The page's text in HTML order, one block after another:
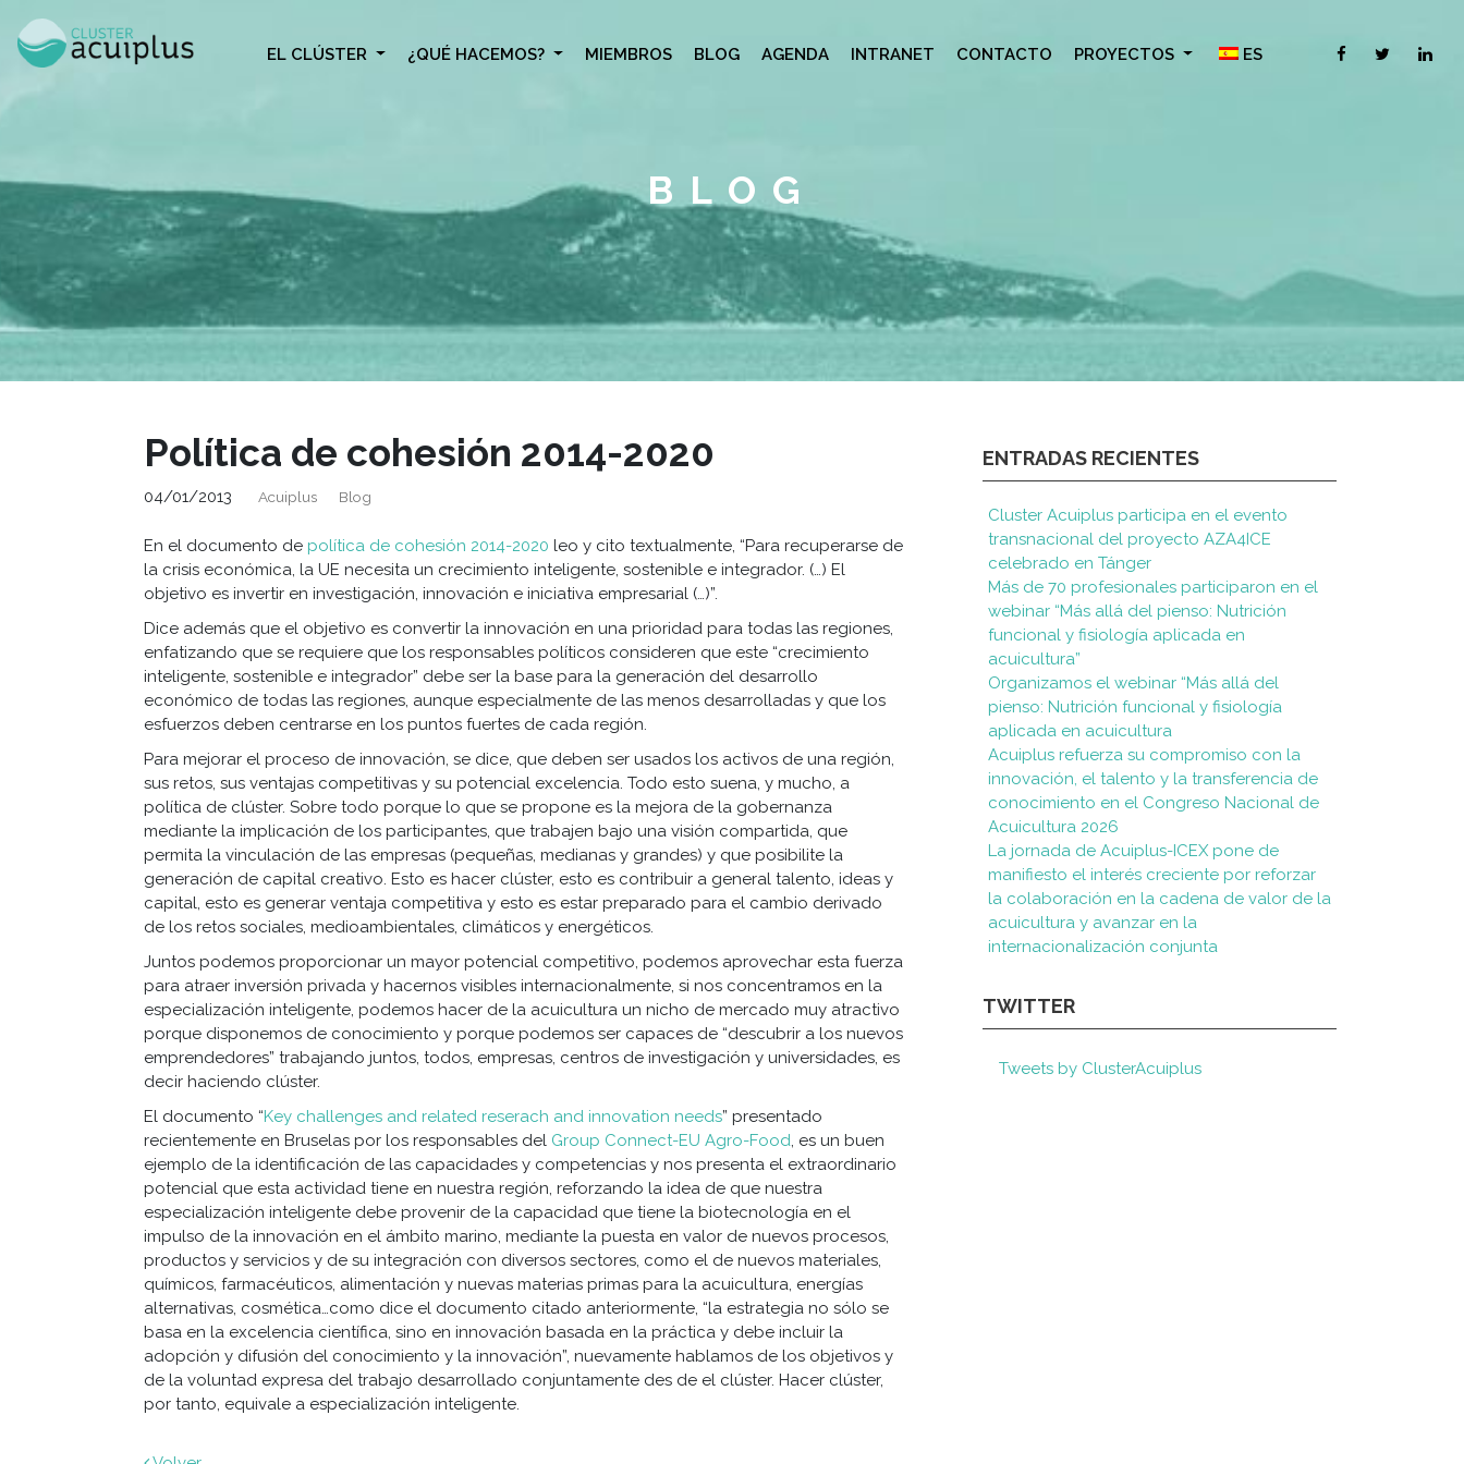
content
EL CLÚSTER ¿QUÉ HACEMOS? MIEMBROS BLOG AGENDA INTRANET CONTACTO PROYECTOS ES
BLOG
Política de cohesión 2014-2020
04/01/2013 Acuiplus Blog
En el documento de política de cohesión 2014-2020 leo y cito textualmente, “Para recuperarse de
la crisis económica, la UE necesita un crecimiento inteligente, sostenible e integrador. (…) El
objetivo es invertir en investigación, innovación e iniciativa empresarial (…)”.
Dice además que el objetivo es convertir la innovación en una prioridad para todas las regiones,
enfatizando que se requiere que los responsables políticos consideren que este “crecimiento
inteligente, sostenible e integrador” debe ser la base para la generación del desarrollo
económico de todas las regiones, aunque especialmente de las menos desarrolladas y que los
esfuerzos deben centrarse en los puntos fuertes de cada región.
Para mejorar el proceso de innovación, se dice, que deben ser usados los activos de una región,
sus retos, sus ventajas competitivas y su potencial excelencia. Todo esto suena, y mucho, a
política de clúster. Sobre todo porque lo que se propone es la mejora de la gobernanza
mediante la implicación de los participantes, que trabajen bajo una visión compartida, que
permita la vinculación de las empresas (pequeñas, medianas y grandes) y que posibilite la
generación de capital creativo. Esto es hacer clúster, esto es contribuir a general talento, ideas y
capital, esto es generar ventaja competitiva y esto es estar preparado para el cambio derivado
de los retos sociales, medioambientales, climáticos y energéticos.
Juntos podemos proporcionar un mayor potencial competitivo, podemos aprovechar esta fuerza
para atraer inversión privada y hacernos visibles internacionalmente, si nos concentramos en la
especialización inteligente, podemos hacer de la acuicultura un nicho de mercado muy atractivo
porque disponemos de conocimiento y porque podemos ser capaces de “descubrir a los nuevos
emprendedores” trabajando juntos, todos, empresas, centros de investigación y universidades, es
decir haciendo clúster.
El documento “Key challenges and related reserach and innovation needs” presentado
recientemente en Bruselas por los responsables del Group Connect-EU Agro-Food , es un buen
ejemplo de la identificación de las capacidades y competencias y nos presenta el extraordinario
potencial que esta actividad tiene en nuestra región, reforzando la idea de que nuestra
especialización inteligente debe provenir de la capacidad que tiene la biotecnología en el
impulso de la innovación en el ámbito marino, mediante la puesta en valor de nuevos procesos,
productos y servicios y de su integración con diversos sectores, como el de nuevos materiales,
químicos, farmacéuticos, alimentación y nuevas materias primas para la acuicultura, energías
alternativas, cosmética…como dice el documento citado anteriormente, “la estrategia no sólo se
basa en la excelencia científica, sino en innovación basada en la práctica y debe incluir la
adopción y difusión del conocimiento y la innovación”, nuevamente hablamos de los objetivos y
de la voluntad expresa del trabajo desarrollado conjuntamente des de el clúster. Hacer clúster,
por tanto, equivale a especialización inteligente.
ENTRADAS RECIENTES
Cluster Acuiplus participa en el evento
transnacional del proyecto AZA4ICE
celebrado en Tánger
Más de 70 profesionales participaron en el
webinar “Más allá del pienso: Nutrición
funcional y fisiología aplicada en
acuicultura”
Organizamos el webinar “Más allá del
pienso: Nutrición funcional y fisiología
aplicada en acuicultura
Acuiplus refuerza su compromiso con la
innovación, el talento y la transferencia de
conocimiento en el Congreso Nacional de
Acuicultura 2026
La jornada de Acuiplus-ICEX pone de
manifiesto el interés creciente por reforzar
la colaboración en la cadena de valor de la
acuicultura y avanzar en la
internacionalización conjunta
TWITTER
Tweets by ClusterAcuiplus